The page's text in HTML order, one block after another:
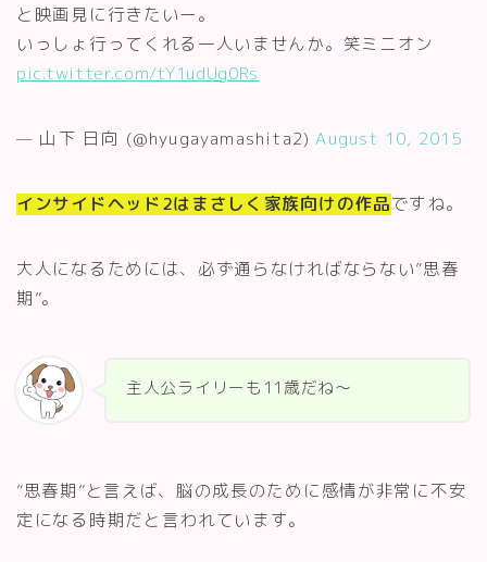
と映画見に行きたいー。
いっしょ行ってくれる一人いませんか。笑ミニオン
pic.twitter.com/tY1udUg0Rs
— 山下 日向 (@hyugayamashita2)August 10, 2015
インサイドヘッド2はまさしく家族向けの作品ですね。
大人になるためには、必ず通らなければならない”思春
期”。
主人公ライリーも11歳だね～
”思春期”と言えば、脳の成長のために感情が非常に不安
定になる時期だと言われています。